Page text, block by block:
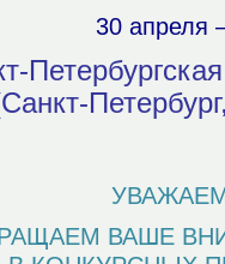
30 апреля
ВАШЕ